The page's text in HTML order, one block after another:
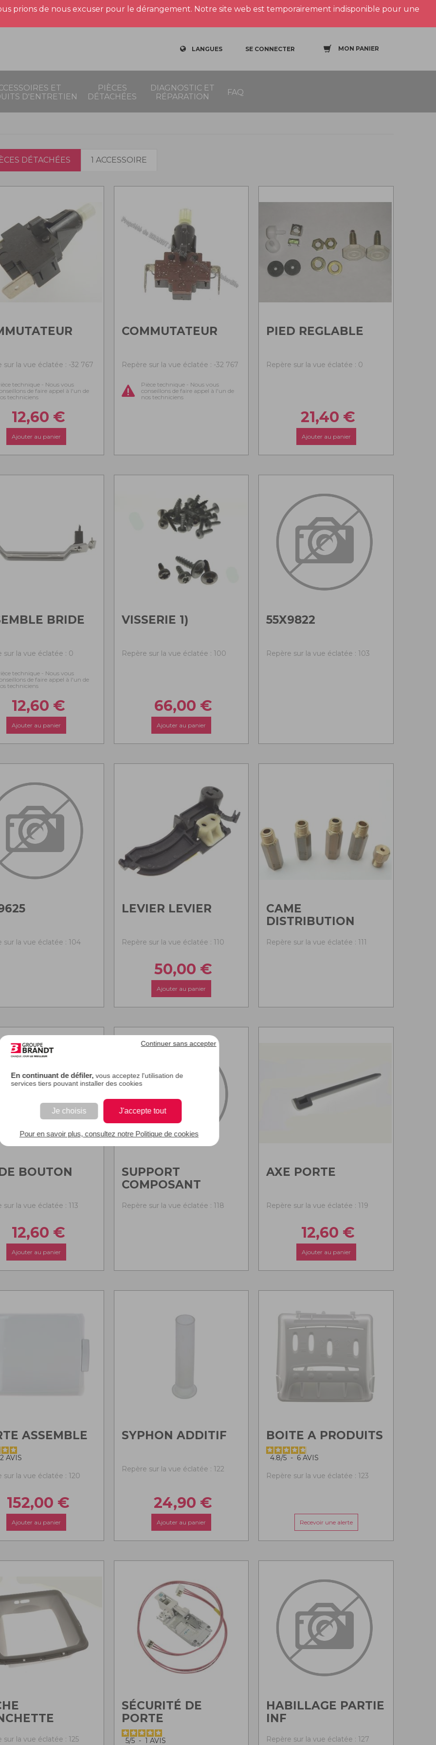
En continuant de défiler, vous acceptez l'utilisation de
services tiers pouvant installer des cookies
Je choisis J'accepte tout
Continuer sans accepter
Pour en savoir plus, consultez notre Politique de cookies
prions de nous excuser pour le dérangement. Notre site web est temporairement indisponible pour une
LANGUES SE CONNECTER MON PANIER
ET
D'ENTRETIEN
PIÈCES
DÉTACHÉES
DIAGNOSTIC ET
RÉPARATION
FAQ
DÉTACHÉES 1 ACCESSOIRE
sur la vue éclatée : -32 767
technique - Nous vous
de faire appel à l'un de
techniciens
12,60 €
Ajouter au panier
COMMUTATEUR
Repère sur la vue éclatée : -32 767
Pièce technique - Nous vous
conseillons de faire appel à l'un de
nos techniciens
PIED REGLABLE
Repère sur la vue éclatée : 0
21,40 €
Ajouter au panier
BRIDE
sur la vue éclatée : 0
technique - Nous vous
de faire appel à l'un de
techniciens
12,60 €
Ajouter au panier
VISSERIE 1)
Repère sur la vue éclatée : 100
66,00 €
Ajouter au panier
55X9822
Repère sur la vue éclatée : 103
sur la vue éclatée : 104
LEVIER LEVIER
Repère sur la vue éclatée : 110
50,00 €
Ajouter au panier
CAME
DISTRIBUTION
Repère sur la vue éclatée : 111
BOUTON
sur la vue éclatée : 113
12,60 €
Ajouter au panier
SUPPORT
COMPOSANT
Repère sur la vue éclatée : 118
AXE PORTE
Repère sur la vue éclatée : 119
12,60 €
Ajouter au panier
ASSEMBLE
2 AVIS
sur la vue éclatée : 120
152,00 €
Ajouter au panier
SYPHON ADDITIF
Repère sur la vue éclatée : 122
24,90 €
Ajouter au panier
BOITE A PRODUITS
4.8/5 - 6AVIS
Repère sur la vue éclatée : 123
Recevoir une alerte
sur la vue éclatée : 125
SÉCURITÉ DE
PORTE
5/5 - 1 AVIS
HABILLAGE PARTIE
INF
Repère sur la vue éclatée : 127